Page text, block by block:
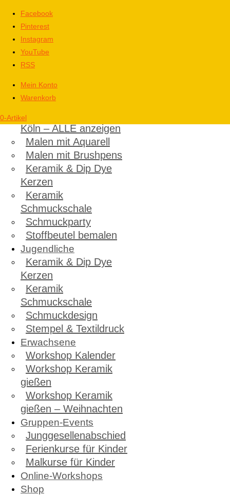
Facebook
Pinterest
Instagram
YouTube
RSS
Mein Konto
Warenkorb
0-Artikel
Kinder
Kindergeburtstag in
Köln – ALLE anzeigen
Malen mit Aquarell
Malen mit Brushpens
Keramik & Dip Dye
Kerzen
Keramik
Schmuckschale
Schmuckparty
Stoffbeutel bemalen
Jugendliche
Keramik & Dip Dye
Kerzen
Keramik
Schmuckschale
Schmuckdesign
Stempel & Textildruck
Erwachsene
Workshop Kalender
Workshop Keramik
gießen
Workshop Keramik
gießen – Weihnachten
Gruppen-Events
Junggesellenabschied
Ferienkurse für Kinder
Malkurse für Kinder
Online-Workshops
Shop